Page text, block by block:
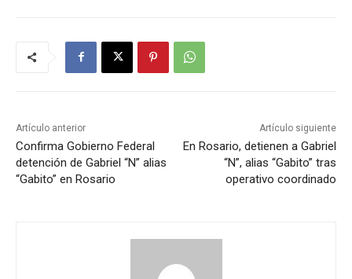
Artículo anterior
Confirma Gobierno Federal
detención de Gabriel “N” alias
“Gabito” en Rosario
Artículo siguiente
En Rosario, detienen a Gabriel
“N”, alias “Gabito” tras
operativo coordinado